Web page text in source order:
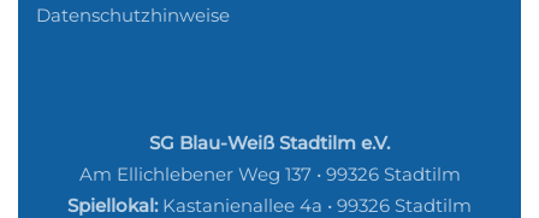
Datenschutzhinweise
SG Blau-Weiß Stadtilm e.V.
Am Ellichlebener Weg 137 • 99326 Stadtilm
Spiellokal: Kastanienallee 4a • 99326 Stadtilm